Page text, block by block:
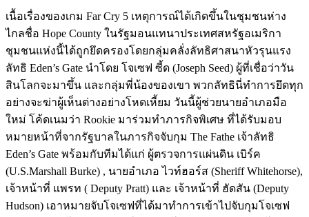
เนื้อเรื่องของเกม Far Cry 5 เหตุการณ์ได้เกิดขึ้นในชุมชนห่าง
ไกลชื่อ Hope County ในรัฐมอนแทนาประเทศสหรัฐอเมริกา
ชุมชนแห่งนี้ได้ถูกยึดครองโดยกลุ่มคลั่งลัทธิศาสนาหัวรุนแรง
ลัทธิ Eden’s Gate นำโดย โจเซฟ ซี้ด (Joseph Seed) ผู้ที่เชื่อว่าวัน
สินโลกจะมาขึ้น และกลุ่มพี่น้องของเขา พวกลัทธินี่ทำการยึดทุก
อย่างจะฆ่าผู้เห็นต่างอย่างโหดเหี้ยม วันนี้ผู้ช่วยนายอำเภอมือ
ใหม่ โค้ดเนมว่า Rookie มาร่วมทำภารกิจพิเศษ ที่ได้รับมอบ
หมายหน้าที่จากรัฐบาลในภารกิจจับกุม The Fathe เจ้าลัทธิ
Eden’s Gate พร้อมกับทีมได้แก่ ผู้ตรวจการแผ่นดิน เบิร์ค
(U.S.Marshall Burke) , นายอำเภอ ไวท์ฮอร์ส (Sheriff Whitehorse),
เจ้าหน้าที่ แพรท ( Deputy Pratt) และ เจ้าหน้าที่ ฮัดสัน (Deputy
Hudson) เอาหมายจับโจเซฟที่ได้มาทำการเข้าไปจับกุมโจเซฟ